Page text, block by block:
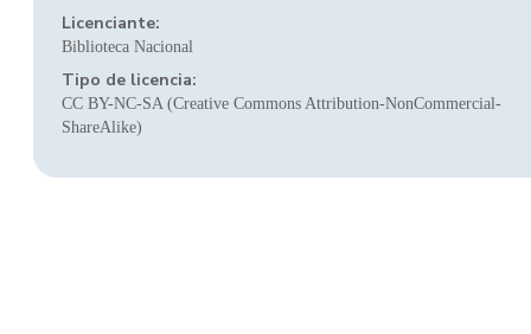
Licenciante:
Biblioteca Nacional
Tipo de licencia:
CC BY-NC-SA (Creative Commons Attribution-NonCommercial-
ShareAlike)